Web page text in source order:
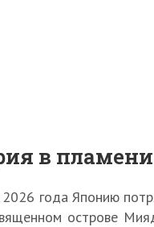
в пламени
года Японию
острове